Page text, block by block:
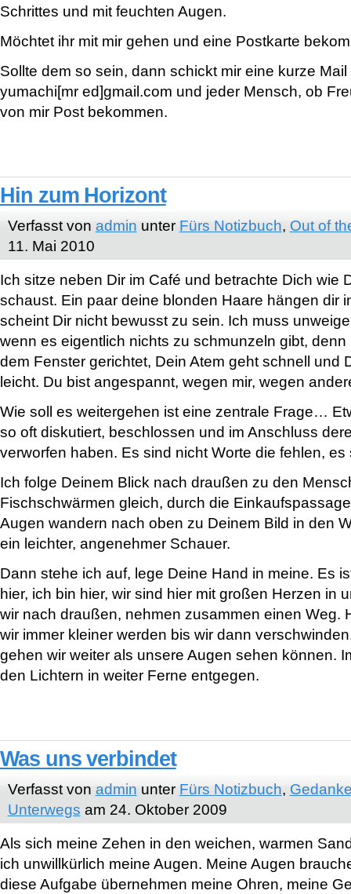
Schrittes und mit feuchten Augen.
Möchtet ihr mit mir gehen und eine Postkarte
Sollte dem so sein, dann schickt mir eine kurze
yumachi[mr ed]gmail.com und jeder Mensch, ob
von mir Post bekommen.
Hin zum Horizont
Verfasst von admin unter Fürs Notizbuch, Out of
11. Mai 2010
Ich sitze neben Dir im Café und betrachte Dich wie
schaust. Ein paar deine blonden Haare hängen dir
scheint Dir nicht bewusst zu sein. Ich muss
wenn es eigentlich nichts zu schmunzeln gibt,
dem Fenster gerichtet, Dein Atem geht schnell und
leicht. Du bist angespannt, wegen mir, wegen
Wie soll es weitergehen ist eine zentrale Frage…
so oft diskutiert, beschlossen und im Anschluss
verworfen haben. Es sind nicht Worte die fehlen, es
Ich folge Deinem Blick nach draußen zu den
Fischschwärmen gleich, durch die
Augen wandern nach oben zu Deinem Bild in den
ein leichter, angenehmer Schauer.
Dann stehe ich auf, lege Deine Hand in meine. Es
hier, ich bin hier, wir sind hier mit großen Herzen in
wir nach draußen, nehmen zusammen einen Weg.
wir immer kleiner werden bis wir dann
gehen wir weiter als unsere Augen sehen können.
den Lichtern in weiter Ferne entgegen.
Was uns verbindet
Verfasst von admin unter Fürs Notizbuch,
Unterwegs am 24. Oktober 2009
Als sich meine Zehen in den weichen, warmen
ich unwillkürlich meine Augen. Meine Augen
diese Aufgabe übernehmen meine Ohren, meine